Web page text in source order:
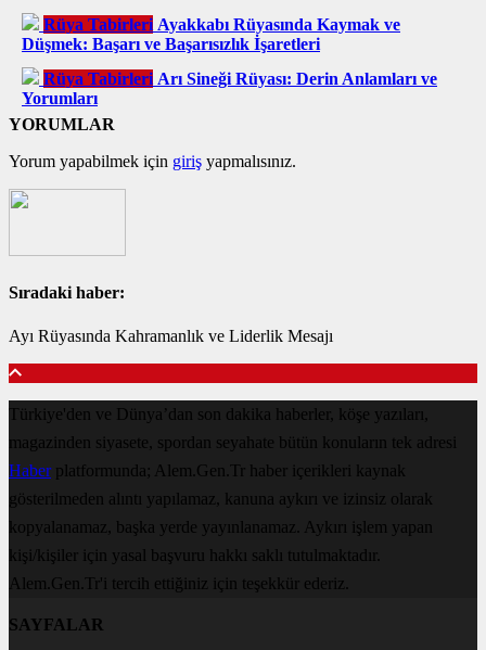
Rüya Tabirleri Ayakkabı Rüyasında Kaymak ve
Düşmek: Başarı ve Başarısızlık İşaretleri
Rüya Tabirleri Arı Sineği Rüyası: Derin Anlamları ve
Yorumları
YORUMLAR
Yorum yapabilmek için giriş yapmalısınız.
Sıradaki haber:
Ayı Rüyasında Kahramanlık ve Liderlik Mesajı
Türkiye'den ve Dünya’dan son dakika haberler, köşe yazıları,
magazinden siyasete, spordan seyahate bütün konuların tek adresi
Haberplatformunda; Alem.Gen.Tr haber içerikleri kaynak
gösterilmeden alıntı yapılamaz, kanuna aykırı ve izinsiz olarak
kopyalanamaz, başka yerde yayınlanamaz. Aykırı işlem yapan
kişi/kişiler için yasal başvuru hakkı saklı tutulmaktadır.
Alem.Gen.Tr'i tercih ettiğiniz için teşekkür ederiz.
SAYFALAR